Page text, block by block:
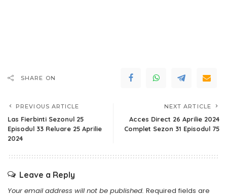
SHARE ON
PREVIOUS ARTICLE
Las Fierbinti Sezonul 25
Episodul 33 Reluare 25 Aprilie
2024
NEXT ARTICLE
Acces Direct 26 Aprilie 2024
Complet Sezon 31 Episodul 75
Leave a Reply
Your email address will not be published. Required fields are